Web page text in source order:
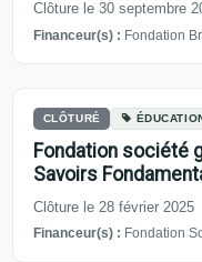
Clôture le 30 septembre
Financeur(s) : Fondation
CLÔTURÉ
Fondation société
Savoirs
Clôture le 28 février 2025
Financeur(s) : Fondation